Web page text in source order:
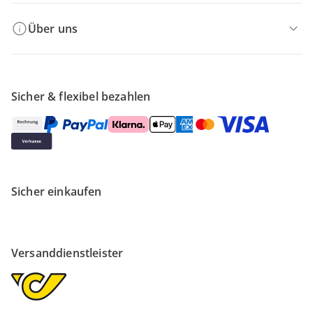
Über uns
Sicher & flexibel bezahlen
Sicher einkaufen
Versanddienstleister